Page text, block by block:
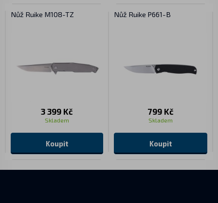
Nůž Ruike M108-TZ
3 399 Kč
Skladem
Koupit
Nůž Ruike P661-B
799 Kč
Skladem
Koupit